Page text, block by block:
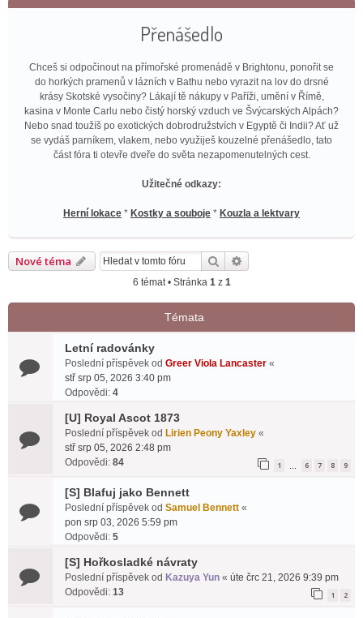
Přenášedlo
Chceš si odpočinout na přímořské promenádě v Brightonu, ponořit se
do horkých pramenů v lázních v Bathu nebo vyrazit na lov do drsné
krásy Skotské vysočiny? Lákají tě nákupy v Paříži, umění v Římě,
kasina v Monte Carlu nebo čistý horský vzduch ve Švýcarských Alpách?
Nebo snad toužíš po exotických dobrodružstvích v Egyptě či Indii? Ať už
se vydáš parníkem, vlakem, nebo využiješ kouzelné přenášedlo, tato
část fóra ti otevře dveře do světa nezapomenutelných cest.
Užitečné odkazy:
Herní lokace * Kostky a souboje * Kouzla a lektvary
Nové téma Hledat
6 témat • Stránka 1z 1
Témata
Letní radovánky
Poslední příspěvek od Greer Viola Lancaster «
stř srp 05, 2026 3:40 pm
Odpovědi: 4
[U] Royal Ascot 1873
Poslední příspěvek od Lirien Peony Yaxley «
stř srp 05, 2026 2:48 pm
Odpovědi: 84 1 6 7 8 9
[S] Blafuj jako Bennett
Poslední příspěvek od Samuel Bennett «
pon srp 03, 2026 5:59 pm
Odpovědi: 5
[S] Hořkosladké návraty
Poslední příspěvek od Kazuya Yun « úte črc 21, 2026 9:39 pm
Odpovědi: 13 1 2